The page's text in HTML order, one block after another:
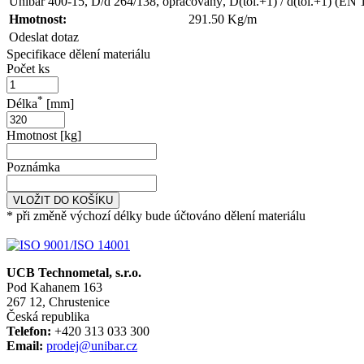
Hmotnost:
291.50 Kg/m
Odeslat dotaz
Specifikace dělení materiálu
Počet ks
Délka* [mm]
Hmotnost [kg]
Poznámka
VLOŽIT DO KOŠÍKU
* při změně výchozí délky bude účtováno dělení materiálu
UCB Technometal, s.r.o.
Pod Kahanem 163
267 12, Chrustenice
Česká republika
Telefon: +420 313 033 300
Email: prodej@unibar.cz